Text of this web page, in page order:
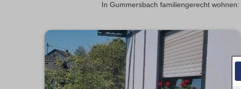
In Gummersbach familiengerecht